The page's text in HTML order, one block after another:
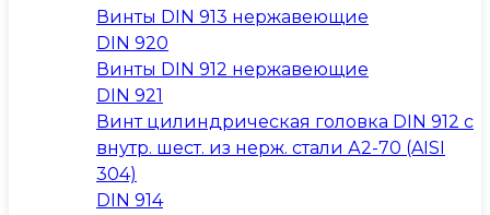
Винты DIN 913 нержавеющие
DIN 920
Винты DIN 912 нержавеющие
DIN 921
Винт цилиндрическая головка DIN 912 с
внутр. шест. из нерж. стали А2-70 (AISI
304)
DIN 914